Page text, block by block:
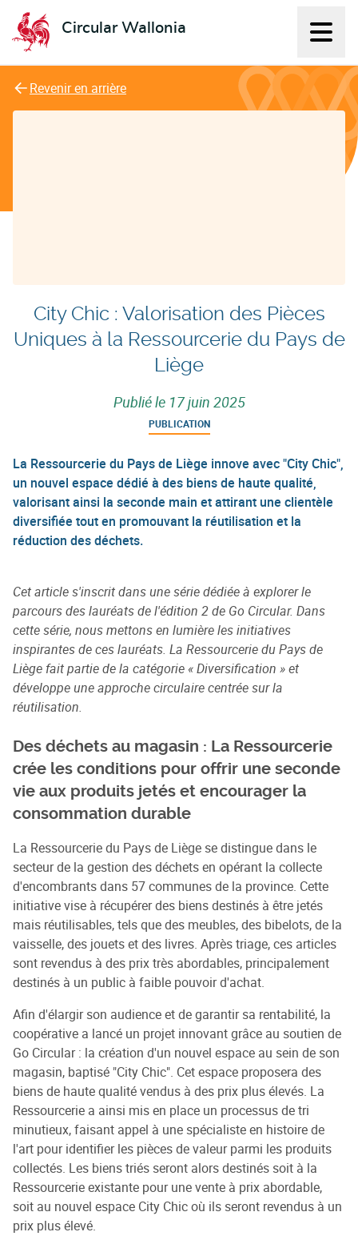
Circular Wallonia
L'économie circulaire
Revenir en arrière
City Chic : Valorisation des Pièces
Uniques à la Ressourcerie du Pays de
Liège
Publié le 17 juin 2025
PUBLICATION
La Ressourcerie du Pays de Liège innove avec "City Chic",
un nouvel espace dédié à des biens de haute qualité,
valorisant ainsi la seconde main et attirant une clientèle
diversifiée tout en promouvant la réutilisation et la
réduction des déchets.
Cet article s'inscrit dans une série dédiée à explorer le
parcours des lauréats de l'édition 2 de Go Circular. Dans
cette série, nous mettons en lumière les initiatives
inspirantes de ces lauréats. La Ressourcerie du Pays de
Liège fait partie de la catégorie « Diversification » et
développe une approche circulaire centrée sur la
réutilisation.
Des déchets au magasin : La Ressourcerie
crée les conditions pour offrir une seconde
vie aux produits jetés et encourager la
consommation durable
La Ressourcerie du Pays de Liège se distingue dans le
secteur de la gestion des déchets en opérant la collecte
d'encombrants dans 57 communes de la province. Cette
initiative vise à récupérer des biens destinés à être jetés
mais réutilisables, tels que des meubles, des bibelots, de la
vaisselle, des jouets et des livres. Après triage, ces articles
sont revendus à des prix très abordables, principalement
destinés à un public à faible pouvoir d'achat.
Afin d'élargir son audience et de garantir sa rentabilité, la
coopérative a lancé un projet innovant grâce au soutien de
Go Circular : la création d'un nouvel espace au sein de son
magasin, baptisé "City Chic". Cet espace proposera des
biens de haute qualité vendus à des prix plus élevés. La
Ressourcerie a ainsi mis en place un processus de tri
minutieux, faisant appel à une spécialiste en histoire de
l'art pour identifier les pièces de valeur parmi les produits
collectés. Les biens triés seront alors destinés soit à la
Ressourcerie existante pour une vente à prix abordable,
soit au nouvel espace City Chic où ils seront revendus à un
prix plus élevé.